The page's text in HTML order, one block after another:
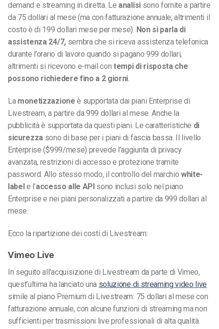
demand e streaming in diretta. Le analisisono fornite a partire
da 75 dollari al mese (ma con fatturazione annuale; altrimenti il
costo è di 199 dollari mese per mese). Non si parla di
assistenza 24/7,sembra che si riceva assistenza telefonica
durante l’orario di lavoro quando si pagano 999 dollari,
altrimenti si ricevono e-mail contempi di risposta che
possono richiedere fino a 2 giorni.
La monetizzazioneè supportata dai piani Enterprise di
Livestream, a partire da 999 dollari al mese. Anche la
pubblicità è supportata da questi piani. Le caratteristiche di
sicurezza sono di base per i piani di fascia bassa. Il livello
Enterprise ($999/mese) prevede l’aggiunta di privacy
avanzata, restrizioni di accesso e protezione tramite
password. Allo stesso modo, il controllo del marchiowhite-
labele l’accesso alle API sono inclusi solo nel piano
Enterprise e nei piani personalizzati a partire da 999 dollari al
mese.
Ecco la ripartizione dei costi di Livestream:
Vimeo Live
In seguito all’acquisizione di Livestream da parte di Vimeo,
quest’ultima ha lanciato una soluzione di streaming video live
simile al piano Premium di Livestream: 75 dollari al mese con
fatturazione annuale, con alcune funzioni di streaming ma non
sufficienti per trasmissioni live professionali di alta qualità.